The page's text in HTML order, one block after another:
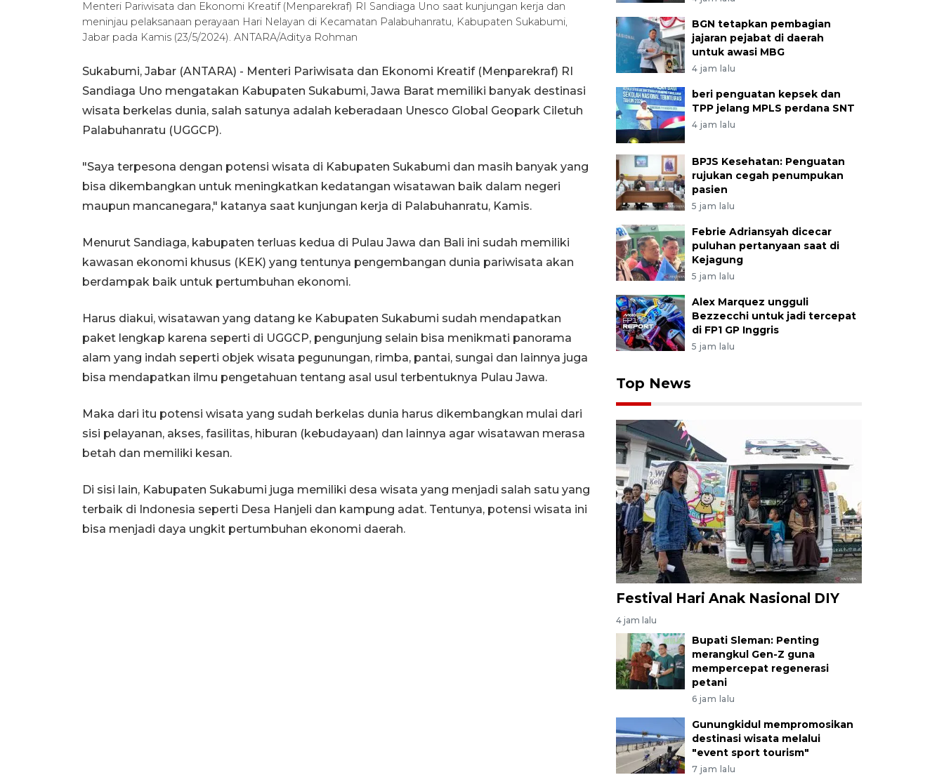
Menteri Pariwisata dan Ekonomi Kreatif (Menparekraf) RI Sandiaga Uno saat kunjungan kerja dan
meninjau pelaksanaan perayaan Hari Nelayan di Kecamatan Palabuhanratu, Kabupaten Sukabumi,
Jabar pada Kamis (23/5/2024). ANTARA/Aditya Rohman
Sukabumi, Jabar (ANTARA) - Menteri Pariwisata dan Ekonomi Kreatif (Menparekraf) RI
Sandiaga Uno mengatakan Kabupaten Sukabumi, Jawa Barat memiliki banyak destinasi
wisata berkelas dunia, salah satunya adalah keberadaan Unesco Global Geopark Ciletuh
Palabuhanratu (UGGCP).
"Saya terpesona dengan potensi wisata di Kabupaten Sukabumi dan masih banyak yang
bisa dikembangkan untuk meningkatkan kedatangan wisatawan baik dalam negeri
maupun mancanegara," katanya saat kunjungan kerja di Palabuhanratu, Kamis.
Menurut Sandiaga, kabupaten terluas kedua di Pulau Jawa dan Bali ini sudah memiliki
kawasan ekonomi khusus (KEK) yang tentunya pengembangan dunia pariwisata akan
berdampak baik untuk pertumbuhan ekonomi.
Harus diakui, wisatawan yang datang ke Kabupaten Sukabumi sudah mendapatkan
paket lengkap karena seperti di UGGCP, pengunjung selain bisa menikmati panorama
alam yang indah seperti objek wisata pegunungan, rimba, pantai, sungai dan lainnya juga
bisa mendapatkan ilmu pengetahuan tentang asal usul terbentuknya Pulau Jawa.
Maka dari itu potensi wisata yang sudah berkelas dunia harus dikembangkan mulai dari
sisi pelayanan, akses, fasilitas, hiburan (kebudayaan) dan lainnya agar wisatawan merasa
betah dan memiliki kesan.
Di sisi lain, Kabupaten Sukabumi juga memiliki desa wisata yang menjadi salah satu yang
terbaik di Indonesia seperti Desa Hanjeli dan kampung adat. Tentunya, potensi wisata ini
bisa menjadi daya ungkit pertumbuhan ekonomi daerah.
BGN tetapkan pembagian
jajaran pejabat di daerah
untuk awasi MBG
4 jam lalu
beri penguatan kepsek dan
TPP jelang MPLS perdana SNT
4 jam lalu
BPJS Kesehatan: Penguatan
rujukan cegah penumpukan
pasien
5 jam lalu
Febrie Adriansyah dicecar
puluhan pertanyaan saat di
Kejagung
5 jam lalu
Alex Marquez ungguli
Bezzecchi untuk jadi tercepat
di FP1 GP Inggris
5 jam lalu
Top News
Festival Hari Anak Nasional DIY
4 jam lalu
Bupati Sleman: Penting
merangkul Gen-Z guna
mempercepat regenerasi
petani
6 jam lalu
Gunungkidul mempromosikan
destinasi wisata melalui
"event sport tourism"
7 jam lalu